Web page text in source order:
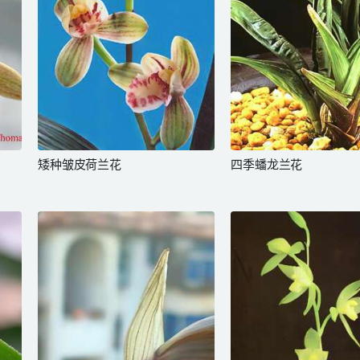
矮种皱皮荷兰花 四季蟠龙兰花